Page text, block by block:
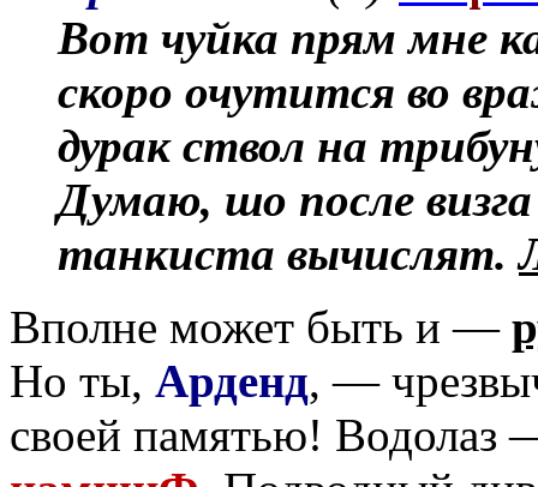
Вот чуйка прям мне
скоро очутится во
дурак ствол на
Думаю, шо после
танкиста вычислят.
Вполне может быть и —
Но ты, Арденд, —
своей памятью!